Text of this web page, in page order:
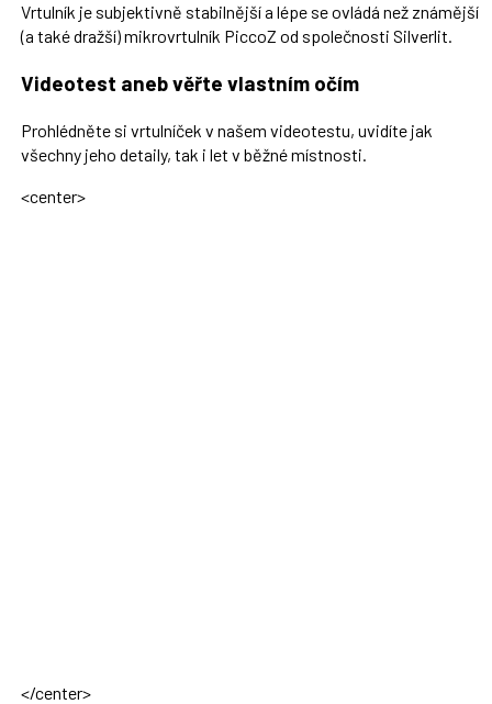
Vrtulník je subjektivně stabilnější a lépe se ovládá než známější
(a také dražší) mikrovrtulník PiccoZ od společnosti Silverlit.
Videotest aneb věřte vlastním očím
Prohlédněte si vrtulníček v našem videotestu, uvidíte jak
všechny jeho detaily, tak i let v běžné místnosti.
<center>
</center>